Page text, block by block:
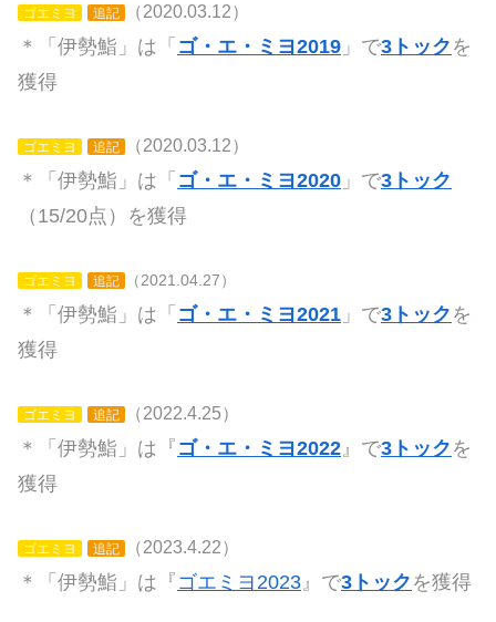
ゴエミヨ 追記 （2020.03.12）
＊「伊勢鮨」は「 ゴ・エ・ミヨ2019 」で3トック を
獲得
ゴエミヨ 追記 （2020.03.12）
＊「伊勢鮨」は「 ゴ・エ・ミヨ2020 」で3トック
（15/20点）を獲得
ゴエミヨ 追記 （2021.04.27）
＊「伊勢鮨」は「 ゴ・エ・ミヨ2021 」で3トック を
獲得
ゴエミヨ 追記 （2022.4.25）
＊「伊勢鮨」は『 ゴ・エ・ミヨ2022』で3トック を
獲得
ゴエミヨ 追記 （2023.4.22）
＊「伊勢鮨」は『 ゴエミヨ2023』で3トック を獲得